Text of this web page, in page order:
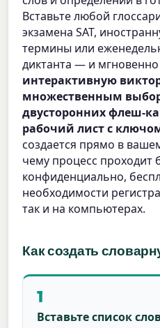
Вставьте любой
экзамена SAT,
термины или
диктанта — и
интерактивную
множественным
двусторонних флеш-
рабочий лист с
создается прямо в
чему процесс проходит
конфиденциально,
необходимости
так и на компьютерах.
Как создать
1
Вставьте список